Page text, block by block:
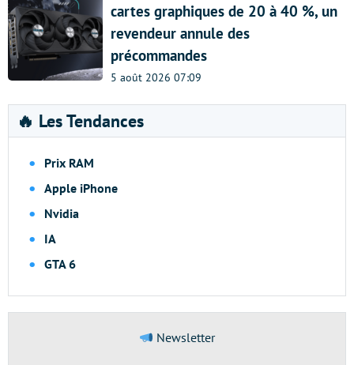
cartes graphiques de 20 à 40 %, un
revendeur annule des
précommandes
5 août 2026 07:09
🔥 Les Tendances
Prix RAM
Apple iPhone
Nvidia
IA
GTA 6
Newsletter